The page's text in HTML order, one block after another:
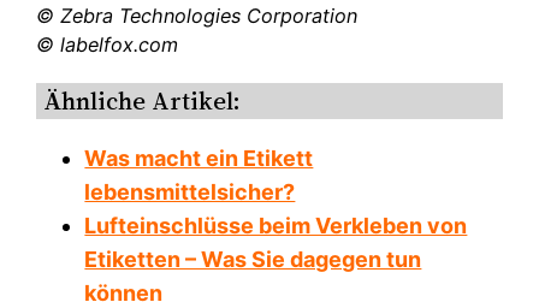
© Zebra Technologies Corporation
© labelfox.com
Ähnliche Artikel:
Was macht ein Etikett
lebensmittelsicher?
Lufteinschlüsse beim Verkleben von
Etiketten – Was Sie dagegen tun
können